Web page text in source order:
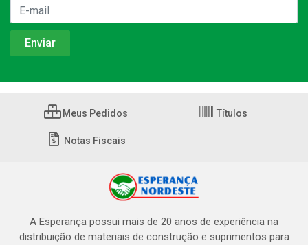
Meus Pedidos Títulos
Notas Fiscais
A Esperança possui mais de 20 anos de experiência na
distribuição de materiais de construção e suprimentos para